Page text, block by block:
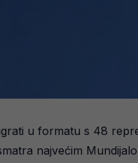
u formatu s 48
najvećim